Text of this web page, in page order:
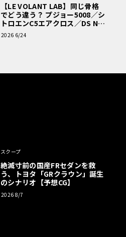
【LE VOLANT LAB】同じ骨格
でどう違う？ プジョー5008／シ
トロエンC5エアクロス／DS Nº4
読者一気乗りレポート
2026 6/24
スクープ
絶滅寸前の国産FRセダンを救
う、トヨタ「GRクラウン」誕生
のシナリオ【予想CG】
2026 8/7